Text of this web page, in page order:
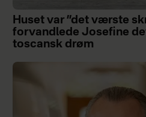
Huset var ”det værste
forvandlede Josefine
toscansk drøm